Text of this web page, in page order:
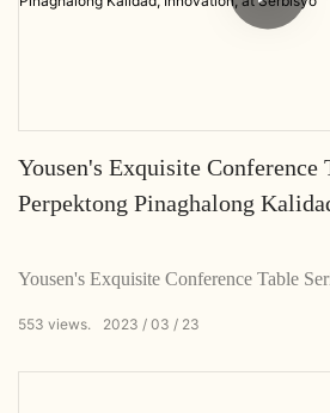
Yousen's Exquisite Conference
Perpektong Pinaghalong
Yousen's Exquisite Conference Table
2023 03 23
553 views.